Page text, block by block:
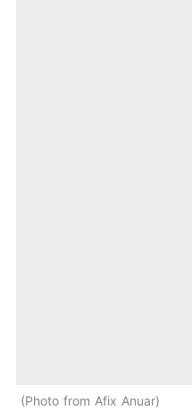
Photo from Afix Anuar